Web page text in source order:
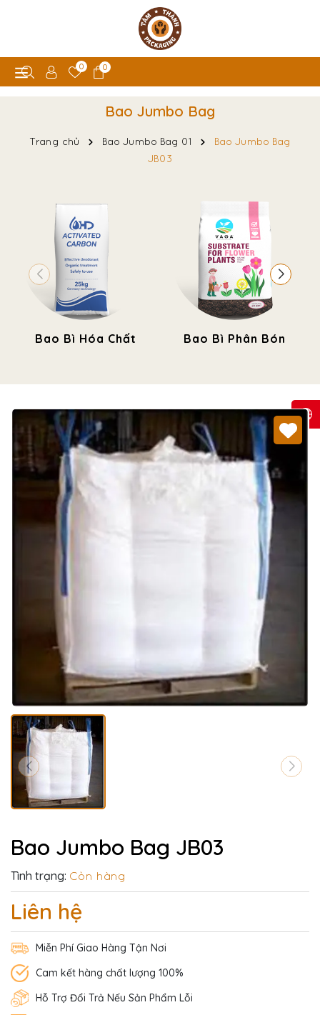
0 0
Bao Jumbo Bag
Trang chủ Bao Jumbo Bag 01
Bao Jumbo Bag
JB03
Bao Bì Hóa Chất Bao Bì Phân Bón
Bao Jumbo Bag JB03
Tình trạng: Còn hàng
Liên hệ
Miễn Phí Giao Hàng Tận Nơi
Cam kết hàng chất lượng 100%
Hỗ Trợ Đổi Trả Nếu Sản Phẩm Lỗi